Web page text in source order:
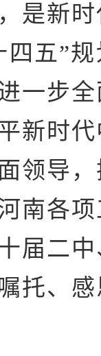
是新
四五”
一步
新时
领导
南各
届二
托、